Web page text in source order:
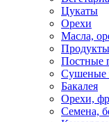
Цукаты
Орехи
Масла,
Продукты
Постные
Сушеные
Бакалея
Орехи,
Семена,